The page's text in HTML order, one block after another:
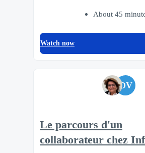
About 45
Watch now
OV
Le parcours d'un
collaborateur chez